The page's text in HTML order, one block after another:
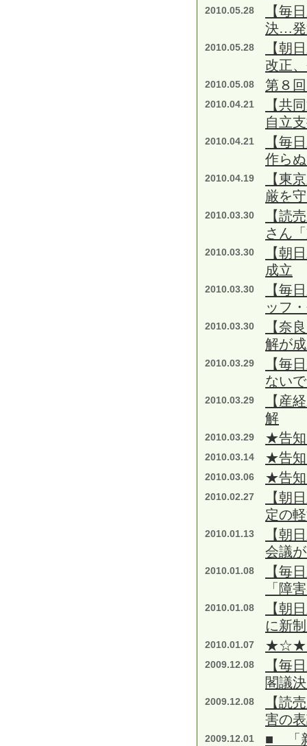
2010.05.28
【毎
決…発
2010.05.28
【朝
改正
2010.05.08 第８
2010.04.21
【共
自立
2010.04.21
【毎
作ら
2010.04.19
【東
厳を
2010.03.30
【読
さん
2010.03.30
【朝
成立
2010.03.30
【毎
ッフ
2010.03.30
【奈
解が
2010.03.29
【毎
ない
2010.03.29
【産
解
2010.03.29 ★告
2010.03.14 ★告
2010.03.06 ★告
2010.02.27
【朝
定の
2010.01.13
【朝
会議
2010.01.08
【毎
「障
2010.01.08
【朝
に新
2010.01.07 ★☆★
2009.12.08
【毎
閣議
2009.12.08
【読
害の
2009.12.01 ■ 「